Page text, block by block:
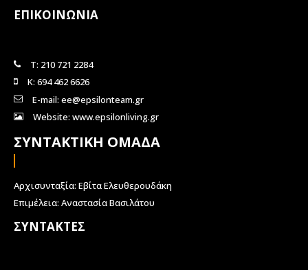
ΕΠΙΚΟΙΝΩΝΙΑ
Τ: 210 721 2284
Κ: 694 462 6626
E-mail: ee@epsilonteam.gr
Website: www.epsilonliving.gr
ΣΥΝΤΑΚΤΙΚΗ ΟΜΑΔΑ
Αρχισυνταξία: Εβίτα Ελευθερουδάκη
Επιμέλεια: Αναστασία Βασιλάτου
ΣΥΝΤΑΚΤΕΣ